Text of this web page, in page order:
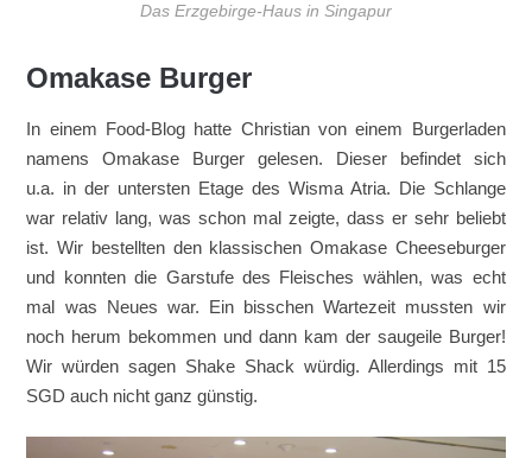
Das Erzgebirge-Haus in Singapur
Omakase Burger
In einem Food-Blog hatte Christian von einem Burgerladen
namens Omakase Burger gelesen. Dieser befindet sich
u.a. in der untersten Etage des Wisma Atria. Die Schlange
war relativ lang, was schon mal zeigte, dass er sehr beliebt
ist. Wir bestellten den klassischen Omakase Cheeseburger
und konnten die Garstufe des Fleisches wählen, was echt
mal was Neues war. Ein bisschen Wartezeit mussten wir
noch herum bekommen und dann kam der saugeile Burger!
Wir würden sagen Shake Shack würdig. Allerdings mit 15
SGD auch nicht ganz günstig.